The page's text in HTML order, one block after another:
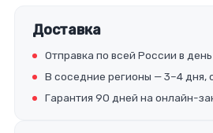
Доставка
Отправка по всей России в день
В соседние регионы — 3–4 дня,
Гарантия 90 дней на онлайн-